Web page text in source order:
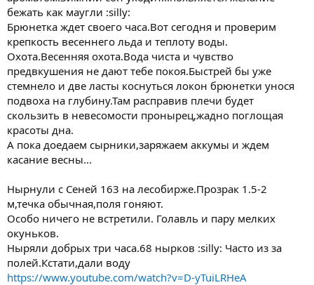
бежать как маугли :silly:
Брюнетка ждет своего часа.Вот сегодня и проверим
крепкость весеннего льда и теплоту воды.
Охота.Весенняя охота.Вода чиста и чувство
предвкушения не дают тебе покоя.Быстрей бы уже
стемнело и две ласты коснуться локон брюнетки унося
подвоха на глубину.Там расправив плечи будет
скользить в невесомости пронырец,жадно поглощая
красоты дна.
А пока доедаем сырники,заряжаем аккумы и ждем
касание весны...
Нырнули с Сеней 163 на лесобирже.Прозрак 1.5-2
м,течка обычная,поля гоняют.
Особо ничего не встретили. Голавль и пару мелких
окуньков.
Ныряли добрых три часа.68 нырков :silly: Часто из за
полей.Кстати,дали воду
https://www.youtube.com/watch?v=D-yTuiLRHeA